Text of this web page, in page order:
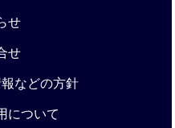
せ
せ
などの方針
について